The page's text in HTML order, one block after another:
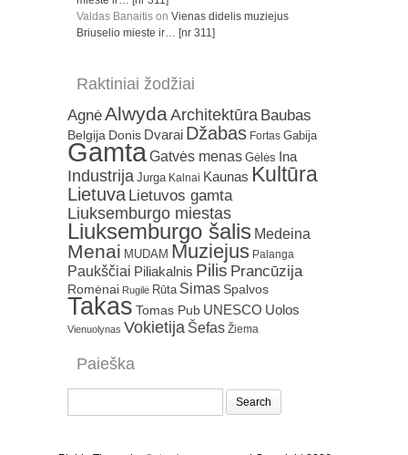
Valdas Banaitis on Vienas didelis muziejus
Briuselio mieste ir… [nr 311]
Raktiniai žodžiai
AgnėAlwydaArchitektūra Baubas
Belgija Donis Dvarai Džabas Fortas Gabija
GamtaGatvės menas Gėlės Ina
Industrija Jurga Kalnai Kaunas Kultūra
Lietuva Lietuvos gamta
Liuksemburgo miestas
Liuksemburgo šalis Medeina
Menai MUDAM Muziejus Palanga
Paukščiai Piliakalnis Pilis Prancūzija
Romėnai Rugilė Rūta Simas Spalvos
Takas Tomas Pub UNESCO Uolos
Vienuolynas Vokietija Šefas Žiema
Paieška
Search